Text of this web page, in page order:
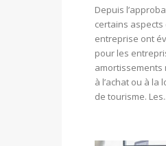
Depuis
certains aspects
entreprise ont
pour les
amortissements
à l’achat ou à la
de tourisme.